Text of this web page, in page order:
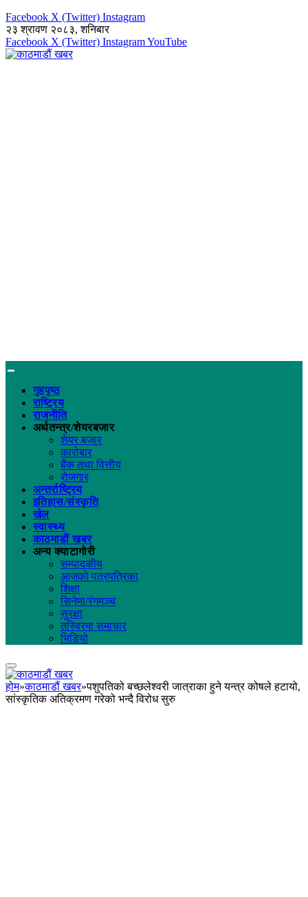
Facebook X (Twitter) Instagram
२३ श्रावण २०८३, शनिबार
Facebook X (Twitter) InstagramYouTube
गृहपृष्ठ
राष्ट्रिय
राजनीति
अर्थतन्त्र/शेयरबजार
शेयर बजार
कारोबार
बैंक तथा वित्तीय
रोजगार
अन्तर्राष्ट्रिय
इतिहास/संस्कृति
खेल
स्वास्थ्य
काठमाडौं खबर
अन्य क्याटागोरी
सम्पादकीय
आजको पत्रपत्रिका
शिक्षा
सिनेमा/रंगमञ्च
सुरक्षा
तस्विरमा समाचार
भिडियो
होम»काठमाडौं खबर»पशुपतिको बच्छलेश्वरी जात्राका हुने यन्त्र कोषले हटायो,
सांस्कृतिक अतिक्रमण गरेको भन्दै विरोध सुरु